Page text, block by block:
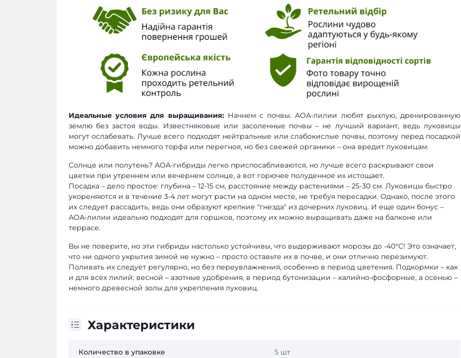
Идеальные условия для выращивания:Начнем с почвы. АОА-лилии любят рыхлую, дренированную
землю без застоя воды. Известняковые или засоленные почвы – не лучший вариант, ведь луковицы
могут ослабевать. Лучше всего подходят нейтральные или слабокислые почвы, поэтому перед посадкой
можно добавить немного торфа или перегноя, но без свежей органики – она вредит луковицам.
Солнце или полутень? АОА-гибриды легко приспосабливаются, но лучше всего раскрывают свои
цветки при утреннем или вечернем солнце, а вот горючее полуденное их истощает.
Посадка – дело простое: глубина – 12-15 см, расстояние между растениями – 25-30 см. Луковицы быстро
укореняются и в течение 3-4 лет могут расти на одном месте, не требуя пересадки. Однако, после этого
их следует рассадить, ведь они образуют крепкие "гнезда" из дочерних луковиц. И еще один бонус –
АОА-лилии идеально подходят для горшков, поэтому их можно выращивать даже на балконе или
террасе.
Вы не поверите, но эти гибриды настолько устойчивы, что выдерживают морозы до -40°C! Это означает,
что ни одного укрытия зимой не нужно – просто оставьте их в почве, и они отлично перезимуют.
Поливать их следует регулярно, но без переувлажнения, особенно в период цветения. Подкормки – как
и для всех лилий: весной – азотные удобрения, в период бутонизации – калийно-фосфорные, а осенью –
немного древесной золы для укрепления луковиц.
Характеристики
Количество в упаковке 5 шт